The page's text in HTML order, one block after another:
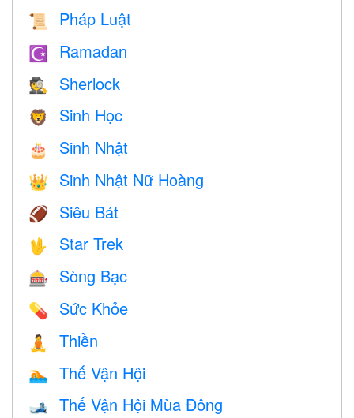
📜 Pháp Luật
☪️ Ramadan
🕵️ Sherlock
🦁 Sinh Học
🎂 Sinh Nhật
👑 Sinh Nhật Nữ Hoàng
🏈 Siêu Bát
🖖 Star Trek
🎰 Sòng Bạc
💊 Sức Khỏe
🧘 Thiền
🏊 Thế Vận Hội
🎿 Thế Vận Hội Mùa Đông